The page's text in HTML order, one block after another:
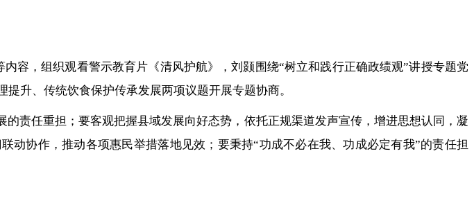
容，组织观看警示教育片《清风护航》，刘颢围绕“树立和践行正确政绩观”讲授专题党
升、传统饮食保护传承发展两项议题开展专题协商。
责任重担；要客观把握县域发展向好态势，依托正规渠道发声宣传，增进思想认同，凝
协作，推动各项惠民举措落地见效；要秉持“功成不必在我、功成必定有我”的责任担